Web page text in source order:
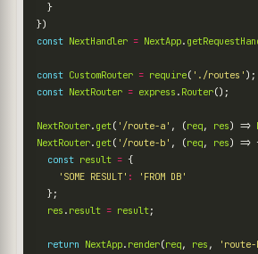
}
})
const NextHandler = NextApp.
const CustomRouter = require( './routes' );
const NextRouter = express . Router();
NextRouter. get( '/route-a' , (req, res) =>
NextRouter. get( '/route-b' , (req, res) =>
const result = {
'SOME RESULT' :
'FROM DB'
};
res . result = result;
return NextApp. render(req, res , 'route-